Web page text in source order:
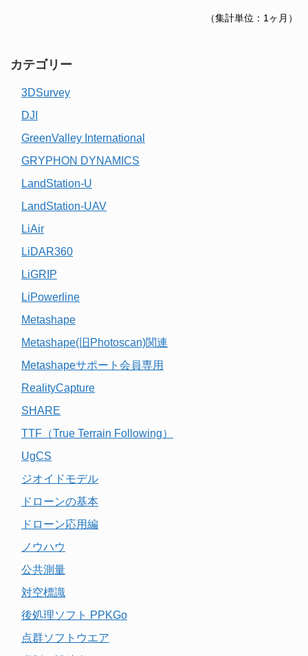
（集計単位：1ヶ月）
カテゴリー
3DSurvey
DJI
GreenValley International
GRYPHON DYNAMICS
LandStation-U
LandStation-UAV
LiAir
LiDAR360
LiGRIP
LiPowerline
Metashape
Metashape(旧Photoscan)関連
Metashapeサポート会員専用
RealityCapture
SHARE
TTF（True Terrain Following）
UgCS
ジオイドモデル
ドローンの基本
ドローン応用編
ノウハウ
公共測量
対空標識
後処理ソフト PPKGo
点群ソフトウエア